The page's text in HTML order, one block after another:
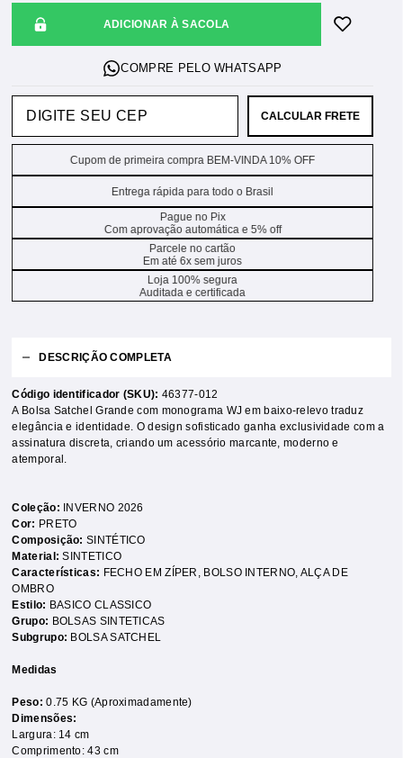
ADICIONAR À SACOLA
CALCULAR FRETE
Cupom de primeira compra BEM-VINDA 10% OFF
Entrega rápida para todo o Brasil
Pague no Pix
Com aprovação automática e 5% off
Parcele no cartão
Em até 6x sem juros
Loja 100% segura
Auditada e certificada
DESCRIÇÃO COMPLETA
Código identificador (SKU): 46377-012
A Bolsa Satchel Grande com monograma WJ em baixo-relevo traduz
elegância e identidade. O design sofisticado ganha exclusividade com a
assinatura discreta, criando um acessório marcante, moderno e
atemporal.
Coleção:
INVERNO 2026
Cor: PRETO
Composição:SINTÉTICO
Material:SINTETICO
Características: FECHO EM ZÍPER , BOLSO INTERNO, ALÇA DE
OMBRO
Estilo: BASICO CLASSICO
Grupo: BOLSAS SINTETICAS
Subgrupo: BOLSA SATCHEL
Medidas
Peso:0.75 KG (Aproximadamente)
Dimensões:
Largura: 14 cm
Comprimento: 43 cm